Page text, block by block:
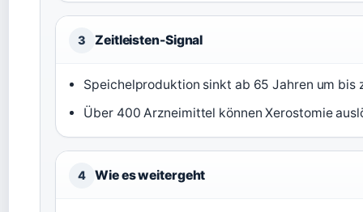
3 Zeitleisten-Signal
Speichelproduktion sinkt ab 65 Jahren um bis
Über 400 Arzneimittel können Xerostomie
4 Wie es weitergeht